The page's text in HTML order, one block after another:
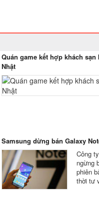
Quán game kết hợp khách
Nhật
Samsung dừng bán Galaxy
Công
ngừng
phiên
thời tư